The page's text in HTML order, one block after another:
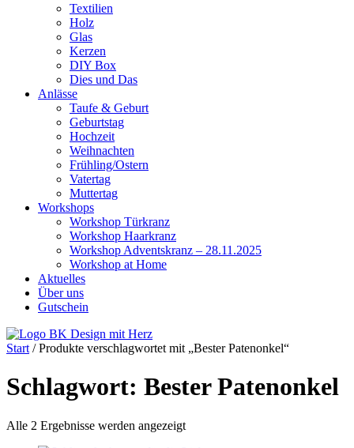
Textilien
Holz
Glas
Kerzen
DIY Box
Dies und Das
Anlässe
Taufe & Geburt
Geburtstag
Hochzeit
Weihnachten
Frühling/Ostern
Vatertag
Muttertag
Workshops
Workshop Türkranz
Workshop Haarkranz
Workshop Adventskranz – 28.11.2025
Workshop at Home
Aktuelles
Über uns
Gutschein
Start / Produkte verschlagwortet mit „Bester Patenonkel“
Schlagwort: Bester Patenonkel
Alle 2 Ergebnisse werden angezeigt